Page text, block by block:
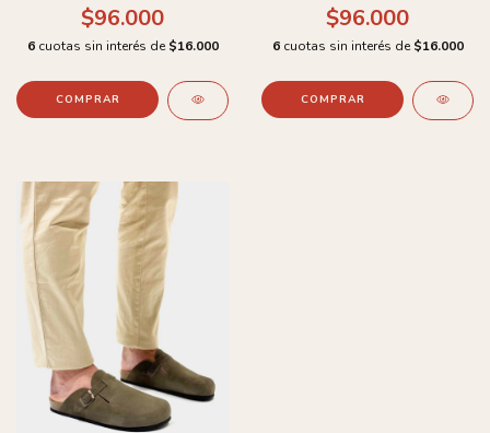
$96.000
6 cuotas sin interés de $16.000
COMPRAR
$96.000
6 cuotas sin interés de $16.000
COMPRAR